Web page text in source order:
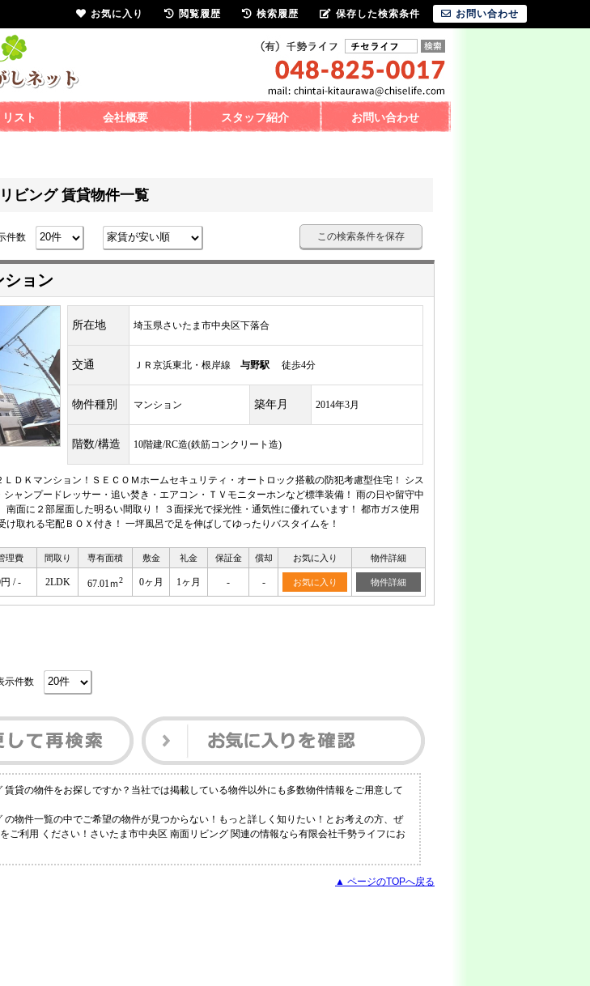
スト 会社概要 スタッフ紹介 お問い合わせ
ビング 賃貸物件一覧
件数 この検索条件を保存
ョン
所在地 埼玉県さいたま市中央区下落合
交通 ＪＲ京浜東北・根岸線 与野駅 徒歩4分
物件種別 マンション 築年月 2014年3月
階数/構造 10階建/RC造(鉄筋コンクリート造)
ＤＫマンション！ＳＥＣＯＭホームセキュリティ・オートロック搭載の防犯考慮型住宅！ シス
ャンプードレッサー・追い焚き・エアコン・ＴＶモニターホンなど標準装備！ 雨の日や留守中
南面に２部屋面した明るい間取り！ ３面採光で採光性・通気性に優れています！ 都市ガス使用
取れる宅配ＢＯＸ付き！ 一坪風呂で足を伸ばしてゆったりバスタイムを！
理費 間取り 専有面積 敷金 礼金 保証金 償却 お気に入り 物件詳細
/ - 2LDK 67.01ｍ2 0ヶ月 1ヶ月 - - お気に入り 物件詳細
示件数
賃貸の物件をお探しですか？当社では掲載している物件以外にも多数物件情報をご用意して
の物件一覧の中でご希望の物件が見つからない！もっと詳しく知りたい！とお考えの方、ぜ
ご利用 ください！さいたま市中央区 南面リビング 関連の情報なら有限会社千勢ライフにお
▲ ページのTOPへ戻る
お気に入り 閲覧履歴 検索履歴 保存した検索条件 お問い合わせ